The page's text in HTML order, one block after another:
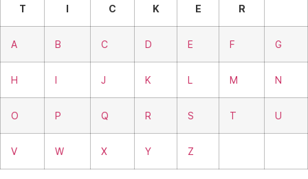
T I C K E R
A B C D E F G
H I J K L M N
O P Q R S T U
V W X Y Z